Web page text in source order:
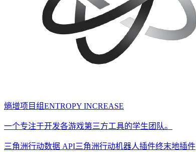
熵增项目组ENTROPY INCREASE
一个专注于开发各游戏第三方工具的学生团队。
三角洲行动数据 API三角洲行动机器人插件终末地插件